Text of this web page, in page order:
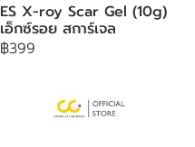
ES X-roy Scar Gel (10g)
เอ็กซ์รอย สการ์เจล
฿399